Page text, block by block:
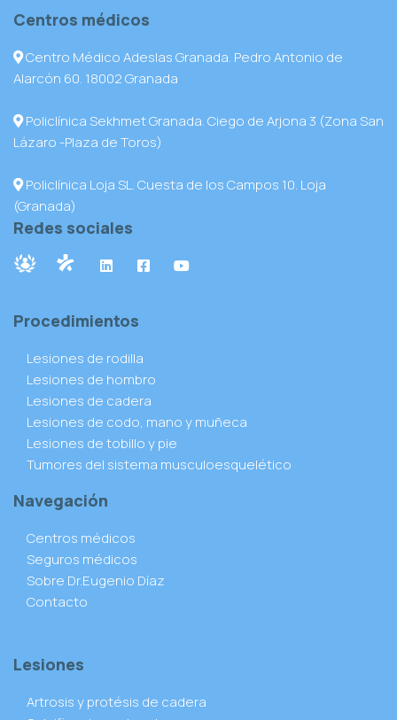
Centros médicos
Centro Médico Adeslas Granada. Pedro Antonio de
Alarcón 60. 18002 Granada
Policlínica Sekhmet Granada. Ciego de Arjona 3 (Zona San
Lázaro -Plaza de Toros)
Policlínica Loja SL. Cuesta de los Campos 10. Loja
(Granada)
Redes sociales
Procedimientos
Lesiones de rodilla
Lesiones de hombro
Lesiones de cadera
Lesiones de codo, mano y muñeca
Lesiones de tobillo y pie
Tumores del sistema musculoesquelético
Navegación
Centros médicos
Seguros médicos
Sobre Dr.Eugenio Díaz
Contacto
Lesiones
Artrosis y protésis de cadera